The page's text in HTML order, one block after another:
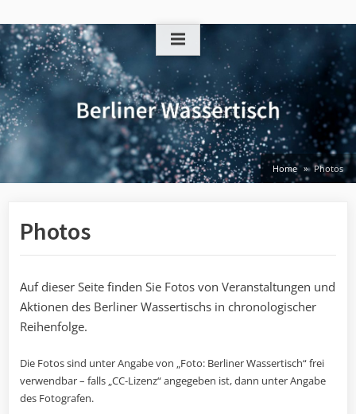
to
content
Home Photos
Photos
Auf dieser Seite finden Sie Fotos von Veranstaltungen und
Aktionen des Berliner Wassertischs in chronologischer
Reihenfolge.
Die Fotos sind unter Angabe von „Foto: Berliner Wassertisch“ frei
verwendbar – falls „CC-Lizenz“ angegeben ist, dann unter Angabe
des Fotografen.